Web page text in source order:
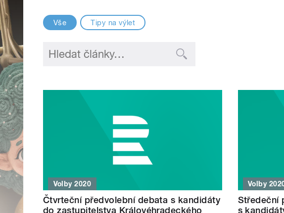
Vše Tipy na výlet
Volby 2020
Čtvrteční předvolební debata s kandidáty
do zastupitelstva Královéhradeckého
Volby
Středeční
s